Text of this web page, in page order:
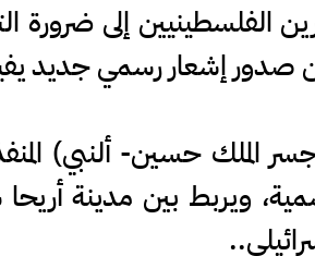
الفلسطينيين إلى ضرورة
إشعار رسمي جديد يفيد
الملك حسين- ألنبي)
ويربط بين مدينة